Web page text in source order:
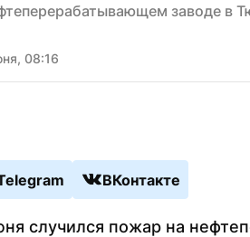
заводе в
08:16
ВКонтакте
случился пожар на